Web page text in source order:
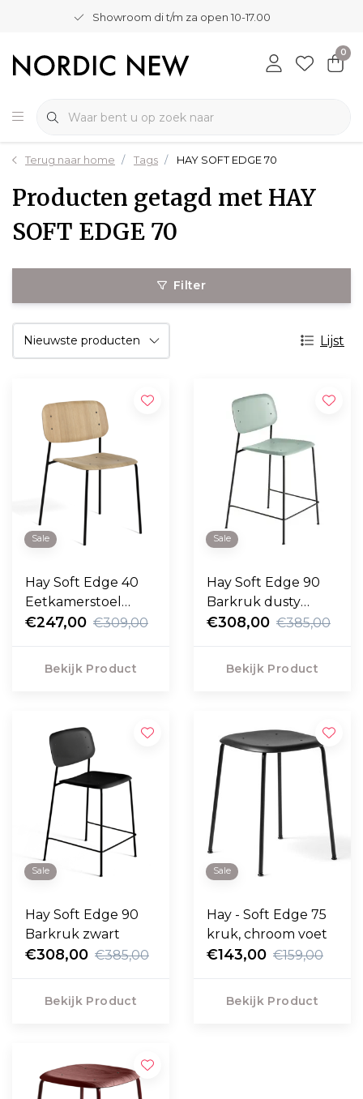
Showroom di t/m za open 10-17.00
0
Terug naar home Tags HAY SOFT EDGE 70
Producten getagd met HAY
SOFT EDGE 70
Filter
Lijst
Sale
Hay Soft Edge 40
Eetkamerstoel
eiken, zwart tube
€247,00 €309,00
Bekijk Product
Sale
Hay Soft Edge 90
Barkruk dusty
green
€308,00 €385,00
Bekijk Product
Sale
Hay Soft Edge 90
Barkruk zwart
€308,00 €385,00
Bekijk Product
Sale
Hay - Soft Edge 75
kruk, chroom voet
€143,00 €159,00
Bekijk Product